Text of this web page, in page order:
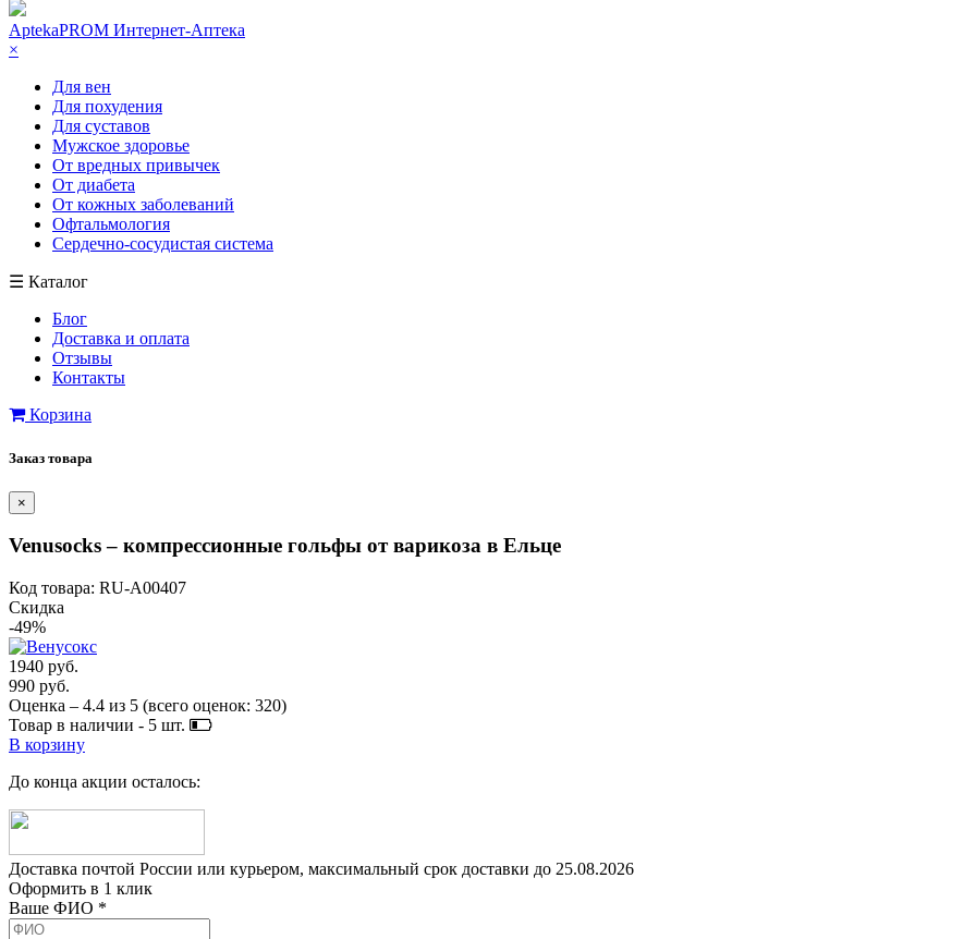
AptekaPROM Интернет-Аптека
×
Для вен
Для похудения
Для суставов
Мужское здоровье
От вредных привычек
От диабета
От кожных заболеваний
Офтальмология
Сердечно-сосудистая система
☰ Каталог
Блог
Доставка и оплата
Отзывы
Контакты
Корзина
Заказ товара
×
Venusocks – компрессионные гольфы от варикоза в Ельце
Код товара: RU-A00407
Скидка
-49%
1940 руб.
990 руб.
Оценка – 4.4 из 5 (всего оценок: 320)
Товар в наличии - 5 шт.
В корзину
До конца акции осталось:
Доставка почтой России или курьером, максимальный срок доставки до 25.08.2026
Оформить в 1 клик
Ваше ФИО *